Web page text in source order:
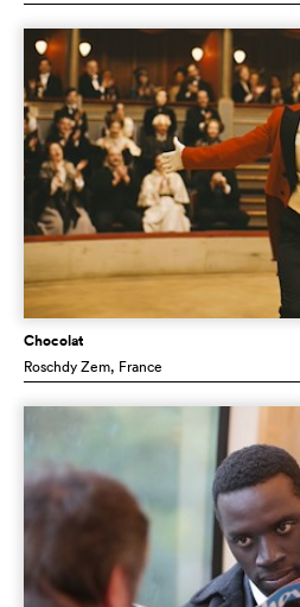
Chocolat
Roschdy Zem, France